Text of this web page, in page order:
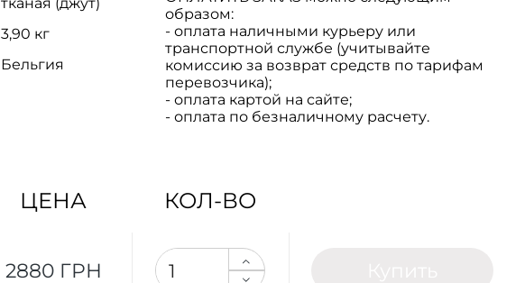
3,90 кг
Бельгия
образом:
- оплата наличными курьеру или
транспортной службе (учитывайте
комиссию за возврат средств по тарифам
перевозчика);
- оплата картой на сайте;
- оплата по безналичному расчету.
ЦЕНА КОЛ-ВО
2880 ГРН